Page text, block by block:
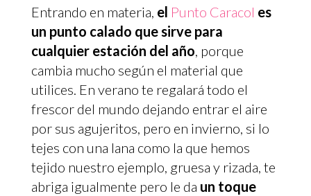
Entrando en materia, el Punto Caracol es
un punto calado que sirve para
cualquier estación del año, porque
cambia mucho según el material que
utilices. En verano te regalará todo el
frescor del mundo dejando entrar el aire
por sus agujeritos, pero en invierno, si lo
tejes con una lana como la que hemos
tejido nuestro ejemplo, gruesa y rizada, te
abriga igualmente pero le da un toque